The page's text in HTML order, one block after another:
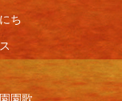
ち